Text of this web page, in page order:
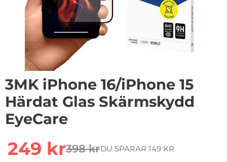
3MK iPhone 16/iPhone 15
Härdat Glas Skärmskydd
EyeCare
rea pris
249 krtidigare pris
398 krDU SPARAR 149 KR